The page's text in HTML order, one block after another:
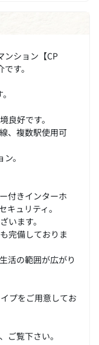
ンション【CP
す。
良好です。
、複数駅使用可
。
付きインターホ
キュリティ。
います。
完備しておりま
活の範囲が広がり
プをご用意してお
ご覧下さい。